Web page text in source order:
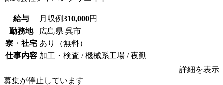
給与 月収例310,000円
勤務地
広島県 呉市
寮・社宅 あり（無料）
仕事内容 加工・検査 / 機械系工場 / 夜勤
詳細を表示
募集が停止しています